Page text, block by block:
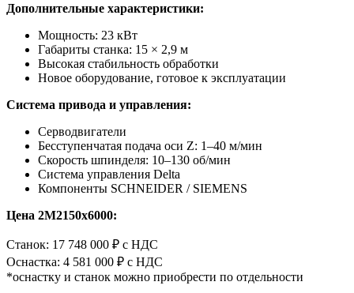
Дополнительные характеристики:
Мощность: 23 кВт
Габариты станка: 15 × 2,9 м
Высокая стабильность обработки
Новое оборудование, готовое к эксплуатации
Система привода и управления:
Серводвигатели
Бесступенчатая подача оси Z: 1–40 м/мин
Скорость шпинделя: 10–130 об/мин
Система управления Delta
Компоненты SCHNEIDER / SIEMENS
Цена 2M2150x6000:
Станок: 17 748 000 ₽ с НДС
Оснастка: 4 581 000 ₽ с НДС
*оснастку и станок можно приобрести по отдельности